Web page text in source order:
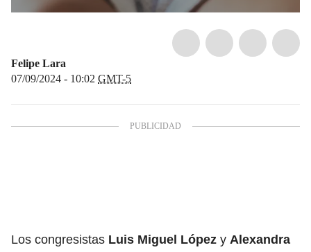
Felipe Lara
07/09/2024 - 10:02 GMT-5
Los congresistas Luis Miguel López y Alexandra